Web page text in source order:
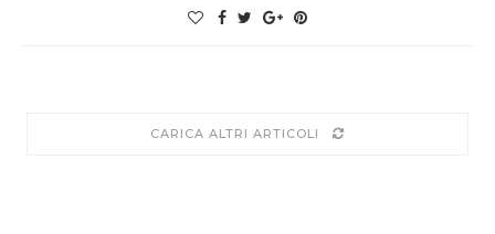
CARICA ALTRI ARTICOLI